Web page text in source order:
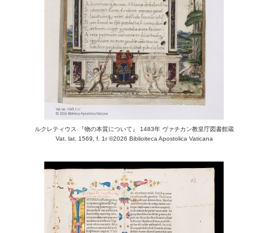
ルクレティウス 『物の本質について』 1483年 ヴァチカン教皇庁図書館蔵
Vat. lat. 1569, f. 1r ©2026 Biblioiteca Apostolica Vaticana